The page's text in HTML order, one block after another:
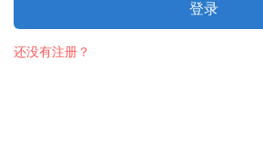
登录
还没有注册？